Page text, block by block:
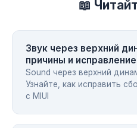
📖
Звук через верхний
причины и исправление
Sound через верхний
Узнайте, как исправить
с MIUI